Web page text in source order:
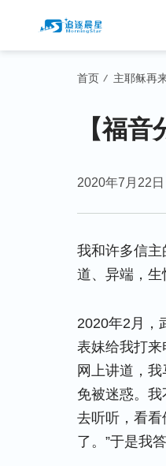
首页 / 主耶稣再
【福
2020年7月22日
我和许多信
道、异端，生
2020年2月，
表妹给我打
网上讲道，
免被迷惑。
去听听，看
了。”于是我